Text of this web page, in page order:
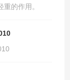
我们还会针
的作用。